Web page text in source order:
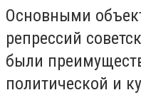
Основными
репрессий
были
политической и